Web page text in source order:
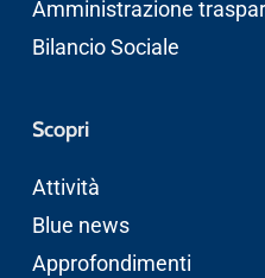
Amministrazione
Bilancio Sociale
Scopri
Attività
Blue news
Approfondimenti